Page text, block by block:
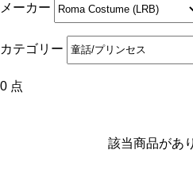
メーカー
カテゴリー
0 点
該当商品があ